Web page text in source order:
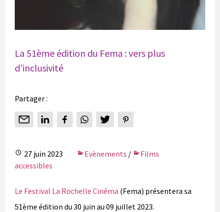
La 51ème édition du Fema : vers plus
d’inclusivité
Partager :
27 juin 2023 Evènements /
Films
accessibles
Le Festival La Rochelle Cinéma (Fema) présentera sa
51ème édition du 30 juin au 09 juillet 2023.